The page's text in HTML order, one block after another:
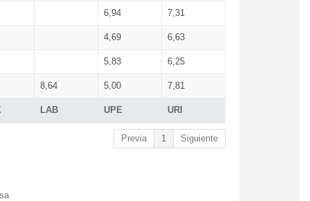
LAB UPE URI
6,94 7,31
4,69 6,63
5,83 6,25
8,64 5,00 7,81
Previa 1 Siguiente